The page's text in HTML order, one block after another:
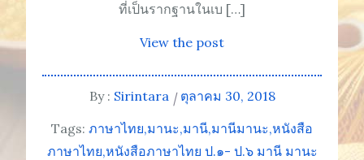
ที่เป็นรากฐานในเบ […]
View the post
By : Sirintara
ตุลาคม 30, 2018
Tags: ภาษาไทย มานะ มานี มานีมานะ หนังสือ
ภาษาไทย หนังสือภาษาไทย ป.๑- ป.๖ มานี มานะ